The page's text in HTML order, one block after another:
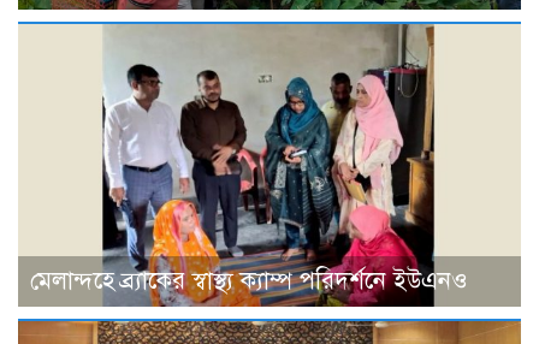
মেলান্দহে ব্র্যাকের স্বাস্থ্য ক্যাম্প পরিদর্শনে ইউএনও